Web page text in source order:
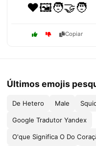
❤️🖼️🧑‍🤝‍🧑
Copiar
Últimos emojis
De Hetero Male
Google Tradutor Yandex
O'que Significa O Do